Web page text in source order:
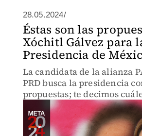
28.05.2024/
Éstas son las
Xóchitl Gálvez para
Presidencia de
La candidata de la alianza
PRD busca la presidencia
propuestas; te decimos